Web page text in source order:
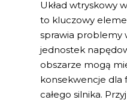
Układ wtryskowy
to kluczowy
sprawia problemy
jednostek
obszarze mogą
konsekwencje dla
całego silnika.